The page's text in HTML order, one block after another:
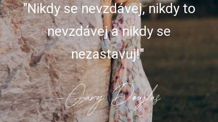
"Nikdy se nevzdávej, nikdy to
nevzdávej a nikdy se
nezastavuj!"
-Gary Douglas